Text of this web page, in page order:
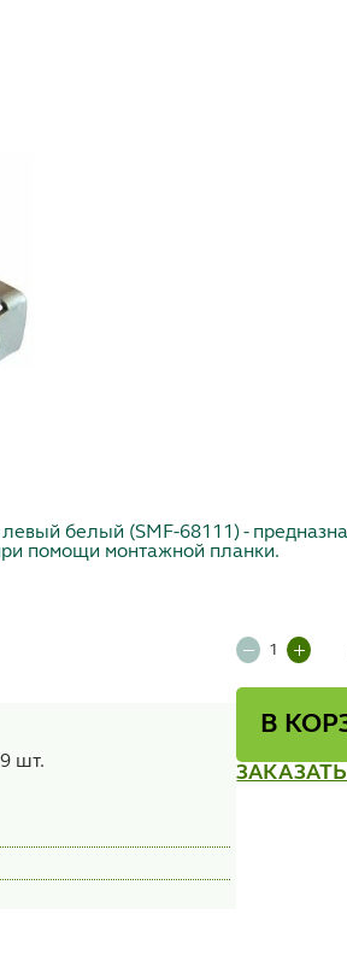
белый (SMF-68111) -
помощи монтажной планки.
9 шт.
В